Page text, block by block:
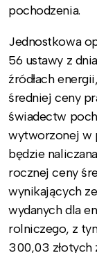
pochodzenia.
Jednostkowa
56 ustawy z
źródłach
średniej ceny
świadectw
wytworzonej w
będzie
rocznej ceny
wynikających
wydanych dla
rolniczego, z
300,03 złotych